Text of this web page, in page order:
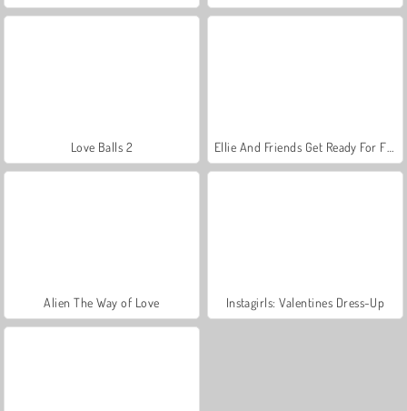
Love Balls 2
Alien The Way of Love Instagirls: Valentines Dress-Up